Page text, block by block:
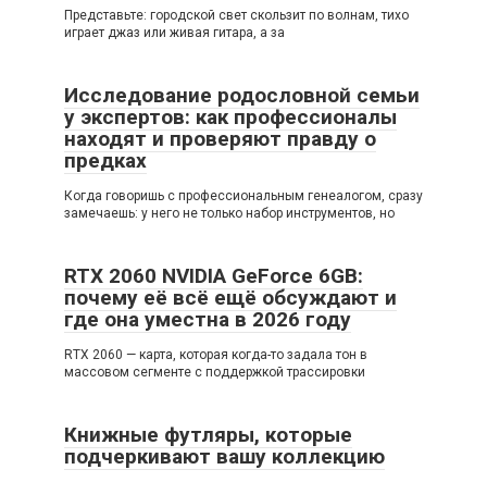
Представьте: городской свет скользит по волнам, тихо
играет джаз или живая гитара, а за
Исследование родословной семьи
у экспертов: как профессионалы
находят и проверяют правду о
предках
Когда говоришь с профессиональным генеалогом, сразу
замечаешь: у него не только набор инструментов, но
RTX 2060 NVIDIA GeForce 6GB:
почему её всё ещё обсуждают и
где она уместна в 2026 году
RTX 2060 — карта, которая когда-то задала тон в
массовом сегменте с поддержкой трассировки
Книжные футляры, которые
подчеркивают вашу коллекцию